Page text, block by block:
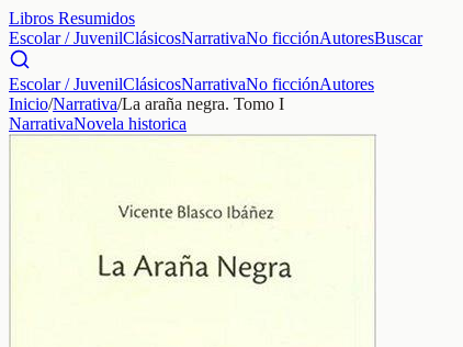
Libros Resumidos
Escolar / JuvenilClásicosNarrativaNo ficciónAutoresBuscar
Escolar / JuvenilClásicosNarrativaNo ficciónAutores
Inicio/Narrativa/La araña negra. Tomo I
NarrativaNovela historica